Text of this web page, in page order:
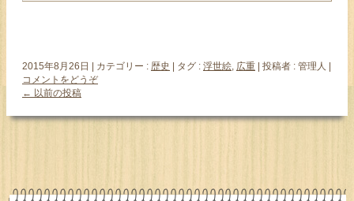
2015年8月26日 カテゴリー : 歴史 タグ : 浮世絵, 広重 投稿者 : 管理人
コメントをどうぞ
← 以前の投稿